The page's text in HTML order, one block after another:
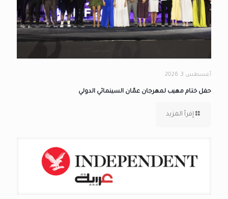
أغسطس 3, 2026
حفل ختام مهيب لمهرجان عمّان السينمائي الدولي
إقرأ المزيد